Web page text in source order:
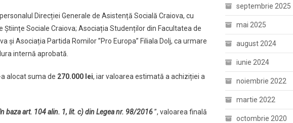
Direcției Generale de Asistență Socială Craiova, cu
Sociale Craiova; Asociația Studenților din Facultatea de
și Asociația Partida Romilor ”Pro Europa” Filiala Dolj, ca urmare
internă aprobată.
alocat suma de 270.000 lei, iar valoarea estimată a achiziției a
baza art. 104 alin. 1, lit. c) din Legea nr. 98/2016”, valoarea finală
septembrie 2025
mai 2025
august 2024
iunie 2024
noiembrie 2022
martie 2022
octombrie 2020